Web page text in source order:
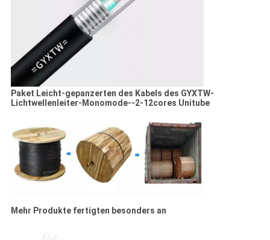
Paket Leicht-gepanzerten des Kabels des GYXTW-
Lichtwellenleiter-Monomode--2-12cores Unitube
Mehr Produkte fertigten besonders an